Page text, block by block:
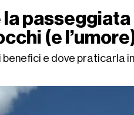
la
(e
benefici e dove praticarla